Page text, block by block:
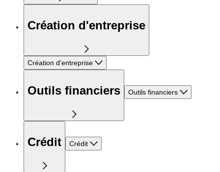
Création d'entreprise
Création d'entreprise
Outils financiers Outils financiers
Crédit Crédit